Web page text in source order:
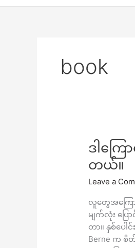
book
ဒါကြေ
တယ်။
Leave a
လူတွေအကြေ
မျက်လုံး ပြေ
တာ။ နှစ်ပေ
Berne က စိ
ဒါ
ကြောင့်
လောကီ
ဂိ
ကို
နားလည်
ဖို့
မျှဝေ